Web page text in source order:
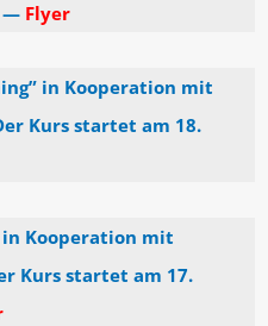
— Flyer
in Kooperation mit
Kurs startet am 18.
in Kooperation mit
Kurs startet am 17.